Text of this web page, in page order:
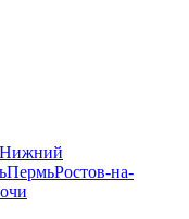
Нижний
ПермьРостов-на-